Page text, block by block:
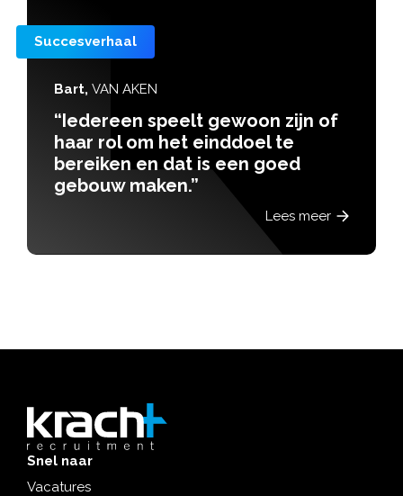
gewoon zijn of
einddoel te
is een goed
“Geen
perfecte
Goldbeck”
Snel naar
Vacatures